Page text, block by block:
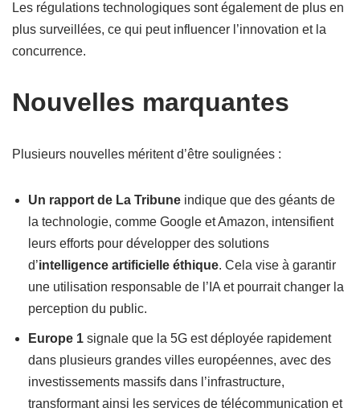
Les régulations technologiques sont également de plus en
plus surveillées, ce qui peut influencer l’innovation et la
concurrence.
Nouvelles marquantes
Plusieurs nouvelles méritent d’être soulignées :
Un rapport de La Tribune indique que des géants de
la technologie, comme Google et Amazon, intensifient
leurs efforts pour développer des solutions
d’intelligence artificielle éthique. Cela vise à garantir
une utilisation responsable de l’IA et pourrait changer la
perception du public.
Europe 1 signale que la 5G est déployée rapidement
dans plusieurs grandes villes européennes, avec des
investissements massifs dans l’infrastructure,
transformant ainsi les services de télécommunication et